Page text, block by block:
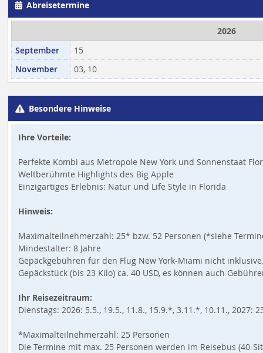
Abreisetermine
2026
September
15
November
03, 10
Besondere Hinweise
Ihre Vorteile:
Perfekte Kombi aus Metropole New York und Sonnenstaat
Weltberühmte Highlights des Big Apple
Einzigartiges Erlebnis: Natur und Life Style in Florida
Hinweis:
Maximalteilnehmerzahl: 25* bzw. 52 Personen (*siehe
Mindestalter: 8 Jahre
Gepäckgebühren für den Flug New York-Miami nicht
Gepäckstück (bis 23 Kilo) ca. 40 USD, es können auch
Ihr Reisezeitraum:
Dienstags: 2026: 5.5., 19.5., 11.8., 15.9.*, 3.11.*, 10.11., 2027:
*Maximalteilnehmerzahl: 25 Personen
Die Termine mit max. 25 Personen werden im Reisebus (40-